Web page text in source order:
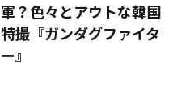
軍？色々とアウトな韓国
特撮『ガンダグファイタ
ー』